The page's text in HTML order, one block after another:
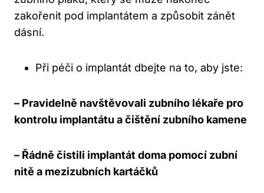
zakořenit pod implantátem a způsobit zánět
dásní.
Při péči o implantát dbejte na to, aby jste:
– Pravidelně navštěvovali zubního lékaře pro
kontrolu implantátu a čištění zubního kamene
– Řádně čistili implantát doma pomocí zubní
nitě a mezizubních kartáčků